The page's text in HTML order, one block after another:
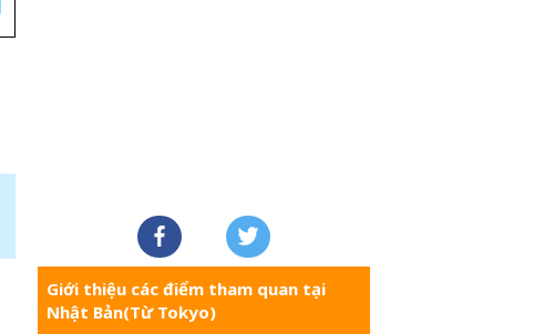
Giới thiệu các điểm tham quan tại
Nhật Bản(Từ Tokyo)